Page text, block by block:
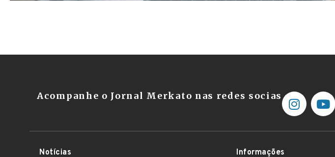
Acompanhe o Jornal Merkato nas redes socias
Notícias Informações